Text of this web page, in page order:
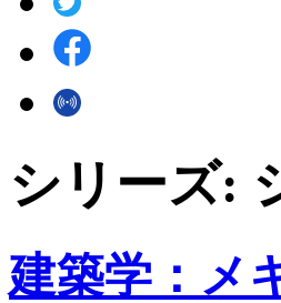
シリーズ:
建築学：メ